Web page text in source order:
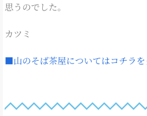
思うのでした。
カツミ
■山のそば茶屋についてはコチラを